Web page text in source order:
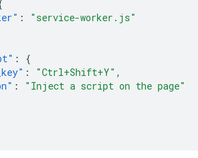
:
"service-worker.js"
:
{
: "Ctrl+Shift+Y" ,
:
"Inject a script on the page"